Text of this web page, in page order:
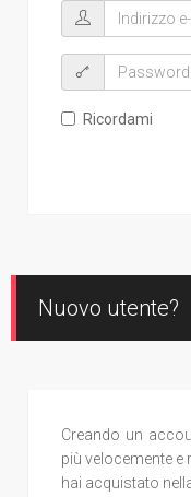
Ricordami
Nuovo utente?
Creando un
più velocemente
hai acquistato